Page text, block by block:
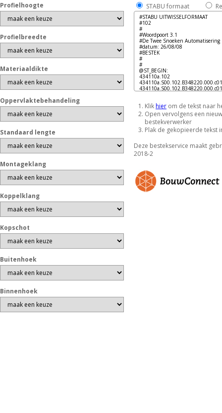
Profielhoogte
Profielbreedte
Materiaaldikte
Oppervlaktebehandeling
Standaard lengte
Montageklang
Koppelklang
Kopschot
Buitenhoek
Binnenhoek
STABU formaat
Klikhier om de tekst naar
Open vervolgens een
bestekverwerker
Plak de gekopieerde tekst
Deze bestekservice maakt
2018-2